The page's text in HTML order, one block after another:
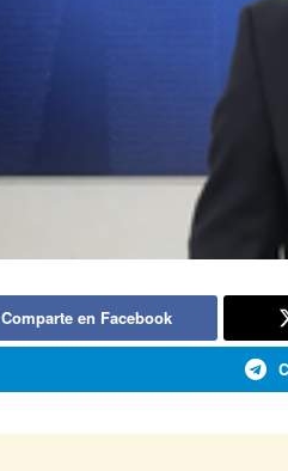
Comparte en Facebook